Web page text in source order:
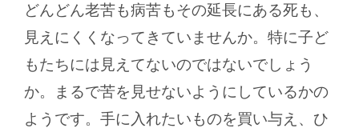
どんどん老苦も病苦もその延長にある死も、
見えにくくなってきていませんか。特に子ど
もたちには見えてないのではないでしょう
か。まるで苦を見せないようにしているかの
ようです。手に入れたいものを買い与え、ひ